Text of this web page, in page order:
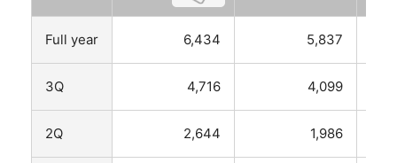
Full year 6,434 5,837
3Q 4,716 4,099
2Q 2,644 1,986